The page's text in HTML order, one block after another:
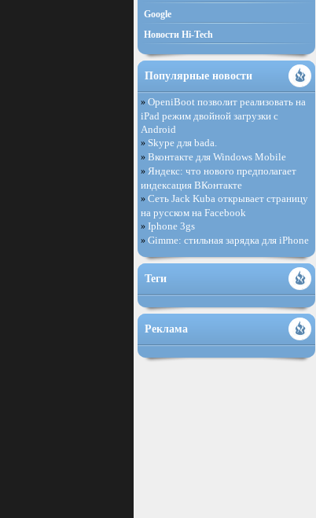
Google
Новости Hi-Tech
Популярные новости
» OpeniBoot позволит реализовать на
iPad режим двойной загрузки с
Android
» Skype для bada.
» Вконтакте для Windows Mobile
» Яндекс: что нового предполагает
индексация ВКонтакте
» Сеть Jack Kuba открывает страницу
на русском на Facebook
» Iphone 3gs
» Gimme: стильная зарядка для iPhone
Теги
Реклама